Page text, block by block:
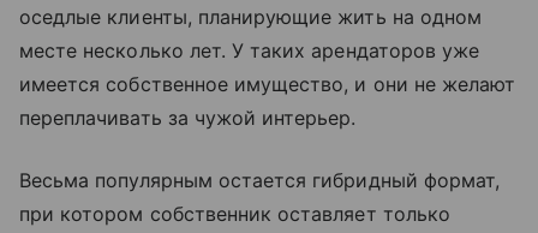
оседлые клиенты, планирующие жить на одном
месте несколько лет. У таких арендаторов уже
имеется собственное имущество, и они не желают
переплачивать за чужой интерьер.
Весьма популярным остается гибридный формат,
при котором собственник оставляет только